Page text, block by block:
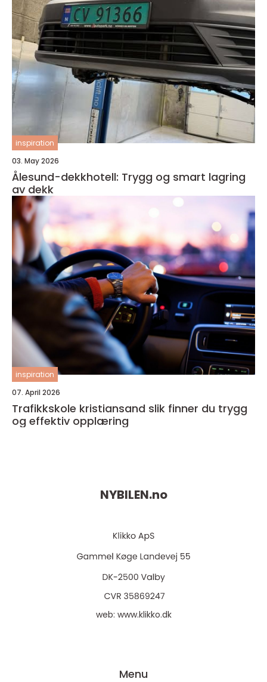
inspiration
03. May 2026
Ålesund-dekkhotell: Trygg og smart lagring
av dekk
inspiration
07. April 2026
Trafikkskole kristiansand slik finner du trygg
og effektiv opplæring
NYBILEN.no
web: www.klikko.dk
Menu